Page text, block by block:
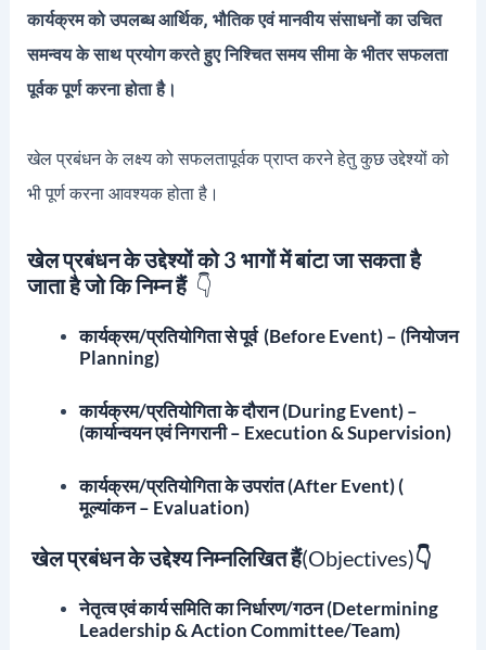
कार्यक्रम को उपलब्ध आर्थिक, भौतिक एवं मानवीय संसाधनों का उचित
समन्वय के साथ प्रयोग करते हुए निश्चित समय सीमा के भीतर सफलता
पूर्वक पूर्ण करना होता है।
खेल प्रबंधन के लक्ष्य को सफलतापूर्वक प्राप्त करने हेतु कुछ उद्देश्यों को
भी पूर्ण करना आवश्यक होता है।
खेल प्रबंधन के उद्देश्यों को 3 भागों में बांटा जा सकता है
जाता है जो कि निम्न हैं👇
कार्यक्रम/प्रतियोगिता से पूर्व (Before Event) – (नियोजन
Planning)
कार्यक्रम/प्रतियोगिता के दौरान (During Event) –
(कार्यान्वयन एवं निगरानी – Execution & Supervision)
कार्यक्रम/प्रतियोगिता के उपरांत (After Event) (
मूल्यांकन – Evaluation)
खेल प्रबंधन के उद्देश्य निम्नलिखित हैं(Objectives)👇
नेतृत्व एवं कार्य समिति का निर्धारण/गठन (Determining
Leadership & Action Committee/Team)